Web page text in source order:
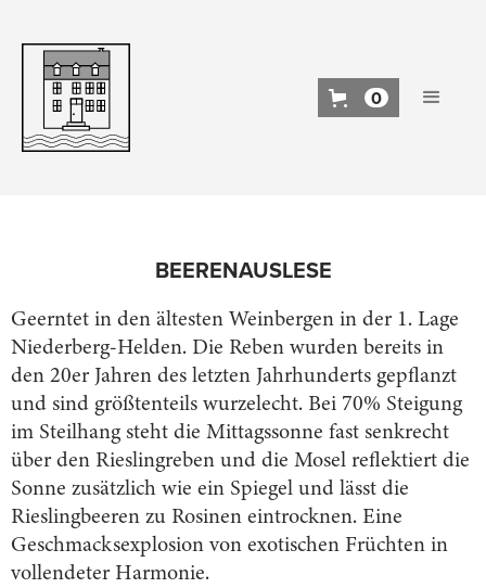
0
BEEREN­AUSLESE
Geerntet in den ältesten Weinbergen in der 1. Lage
Niederberg-Helden. Die Reben wurden bereits in
den 20er Jahren des letzten Jahrhunderts gepflanzt
und sind größtenteils wurzelecht. Bei 70% Steigung
im Steilhang steht die Mittagssonne fast senkrecht
über den Rieslingreben und die Mosel reflektiert die
Sonne zusätzlich wie ein Spiegel und lässt die
Rieslingbeeren zu Rosinen eintrocknen. Eine
Geschmacksexplosion von exotischen Früchten in
vollendeter Harmonie.